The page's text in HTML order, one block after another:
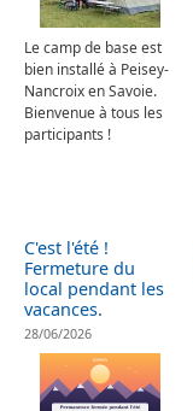
Le camp de base est
bien installé à Peisey-
Nancroix en Savoie.
Bienvenue à tous les
participants !
C'est l'été !
Fermeture du
local pendant les
vacances.
28/06/2026